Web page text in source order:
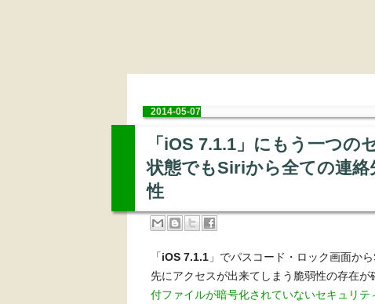
2014-05-07
「iOS 7.1.1」にもう一つ
状態でもSiriから全ての連
性
「iOS 7.1.1 」でパスコード・ロック画面か
先にアクセスが出来てしまう脆弱性の存在
付ファイルが暗号化されていないセキュリテ